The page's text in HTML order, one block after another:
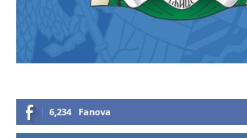
6,234 Fanova